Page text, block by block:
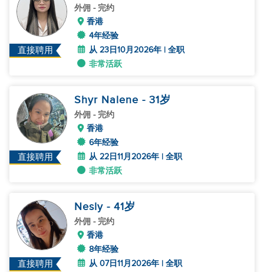
直接聘用
外佣 - 完约
香港
4年经验
从 23日10月2026年 | 全职
非常活跃
直接聘用
Shyr Nalene - 31岁
外佣 - 完约
香港
6年经验
从 22日11月2026年 | 全职
非常活跃
直接聘用
Nesly - 41岁
外佣 - 完约
香港
8年经验
从 07日11月2026年 | 全职